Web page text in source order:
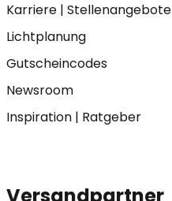
Karriere| Stellenangebote
Lichtplanung
Gutscheincodes
Newsroom
Inspiration| Ratgeber